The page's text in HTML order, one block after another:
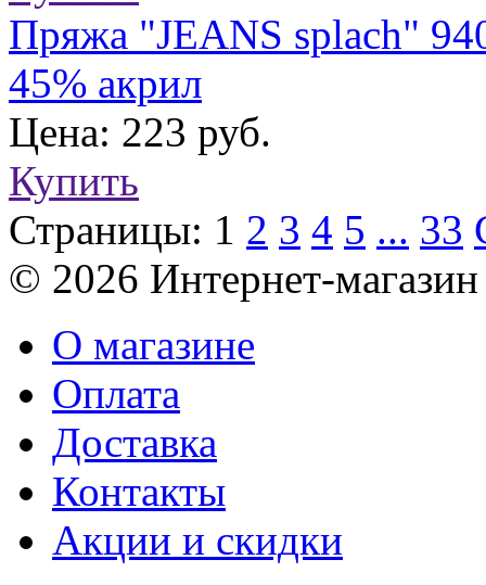
Пряжа "JEANS splach"
45% акрил
Цена: 223 руб.
Купить
Страницы: 1 2 3 4 5 ... 33
© 2026 Интернет-
О магазине
Оплата
Доставка
Контакты
Акции и скидки